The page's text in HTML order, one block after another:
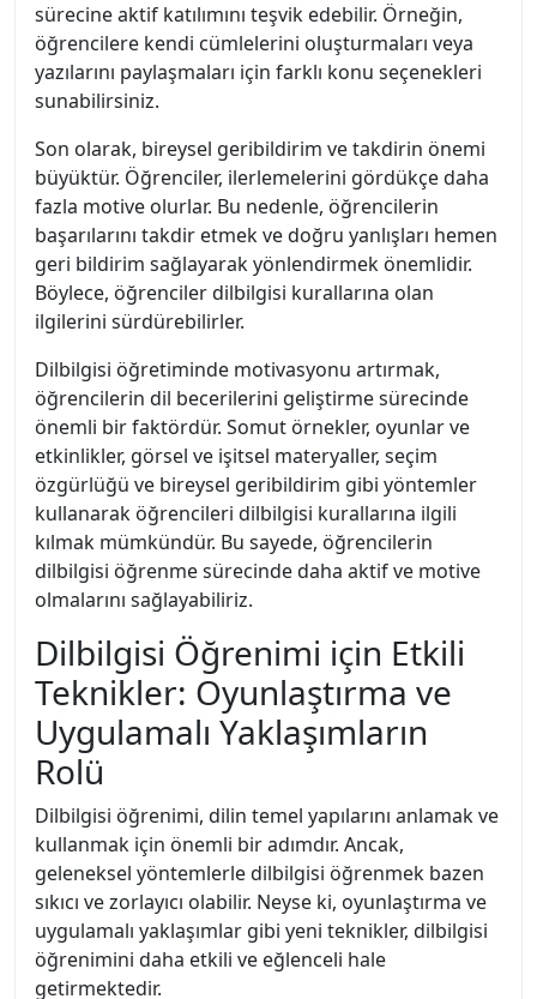
sürecine aktif katılımını teşvik edebilir. Örneğin,
öğrencilere kendi cümlelerini oluşturmaları veya
yazılarını paylaşmaları için farklı konu seçenekleri
sunabilirsiniz.
Son olarak, bireysel geribildirim ve takdirin önemi
büyüktür. Öğrenciler, ilerlemelerini gördükçe daha
fazla motive olurlar. Bu nedenle, öğrencilerin
başarılarını takdir etmek ve doğru yanlışları hemen
geri bildirim sağlayarak yönlendirmek önemlidir.
Böylece, öğrenciler dilbilgisi kurallarına olan
ilgilerini sürdürebilirler.
Dilbilgisi öğretiminde motivasyonu artırmak,
öğrencilerin dil becerilerini geliştirme sürecinde
önemli bir faktördür. Somut örnekler, oyunlar ve
etkinlikler, görsel ve işitsel materyaller, seçim
özgürlüğü ve bireysel geribildirim gibi yöntemler
kullanarak öğrencileri dilbilgisi kurallarına ilgili
kılmak mümkündür. Bu sayede, öğrencilerin
dilbilgisi öğrenme sürecinde daha aktif ve motive
olmalarını sağlayabiliriz.
Dilbilgisi Öğrenimi için Etkili
Teknikler: Oyunlaştırma ve
Uygulamalı Yaklaşımların
Rolü
Dilbilgisi öğrenimi, dilin temel yapılarını anlamak ve
kullanmak için önemli bir adımdır. Ancak,
geleneksel yöntemlerle dilbilgisi öğrenmek bazen
sıkıcı ve zorlayıcı olabilir. Neyse ki, oyunlaştırma ve
uygulamalı yaklaşımlar gibi yeni teknikler, dilbilgisi
öğrenimini daha etkili ve eğlenceli hale
getirmektedir.